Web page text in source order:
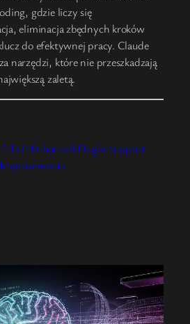
gdzie liczy się
eliminacja zbędnych kroków
do efektywnej pracy. Claude
narzędzi, które nie przeszkadzają
zaletą.
Enhanced Plugin Support